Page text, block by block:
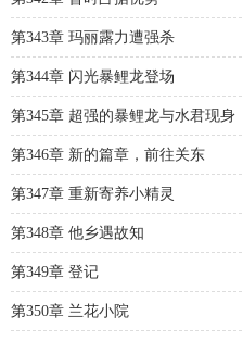
第343章 玛丽露力遭强杀
第344章 闪光暴鲤龙登场
第345章 超强的暴鲤龙与水君现身
第346章 新的篇章，前往关东
第347章 重新寄养小精灵
第348章 他乡遇故知
第349章 登记
第350章 兰花小院